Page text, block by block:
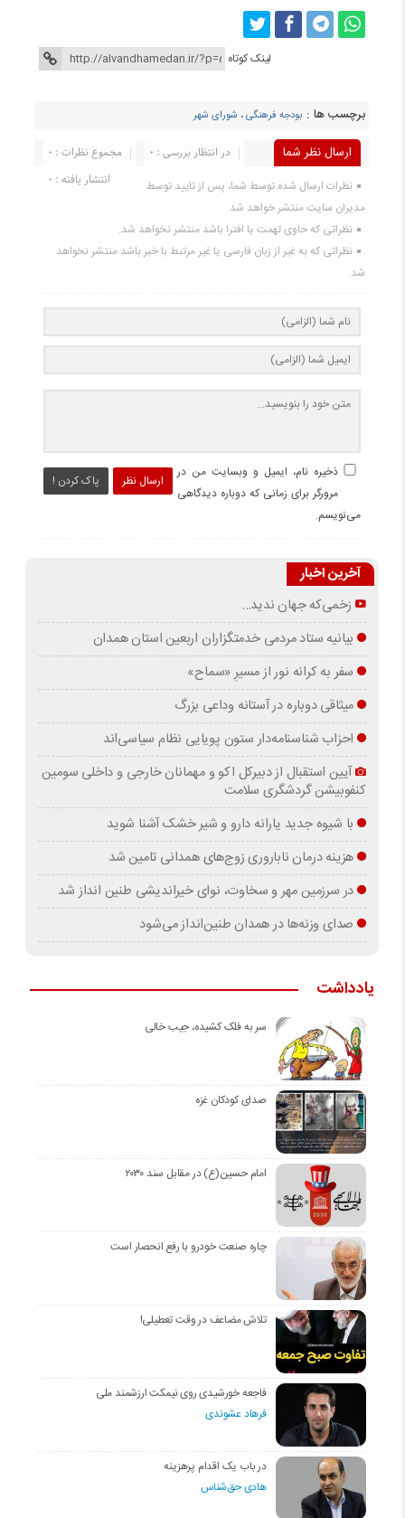
لینک کوتاه
برچسب ها : بودجه فرهنگی، شورای شهر
ارسال نظر شما مجموع نظرات : 0
در انتظار بررسی : 0
انتشار یافته : 0
نظرات ارسال شده توسط شما، پس از تایید توسط
مدیران سایت منتشر خواهد شد.
نظراتی که حاوی تهمت یا افترا باشد منتشر نخواهد شد.
نظراتی که به غیر از زبان فارسی یا غیر مرتبط با خبر باشد منتشر نخواهد
شد.
ارسال نظر پاک کردن !
ذخیره نام، ایمیل و وبسایت من در
مرورگر برای زمانی که دوباره دیدگاهی
می‌نویسم.
آخرین اخبار
زخمی‌که جهان ندید…
بیانیه ستاد مردمی خدمتگزاران اربعین استان همدان
سفر به کرانه‌ نور از مسیرِ «سماح»
میثاقی دوباره در آستانه‌ وداعی بزرگ
احزاب شناسنامه‌دار ستون پویایی نظام سیاسی‌اند
آیین استقبال از دبیرکل اکو و مهمانان خارجی و داخلی سومین
کنفوبیشن گردشگری سلامت
با شیوه جدید یارانه دارو و شیر خشک آشنا شوید
هزینه درمان ناباروری زوج‌های همدانی تامین شد
در سرزمین مهر و سخاوت، نوای خیراندیشی طنین انداز شد
صدای وزنه‌ها در همدان طنین‌انداز می‌شود
یادداشت
سر به فلک کشیده، جیب خالی
صدای کودکان غزه
امام حسین(ع) در مقابل سند ۲۰۳۰
چاره صنعت خودرو با رفع انحصار است
تلاش مضاعف در وقت تعطیلی!
فاجعه خورشیدی روی نیمکت ارزشمند ملی
فرهاد عشوندی
در باب یک اقدام پرهزینه
هادی حق‌شناس